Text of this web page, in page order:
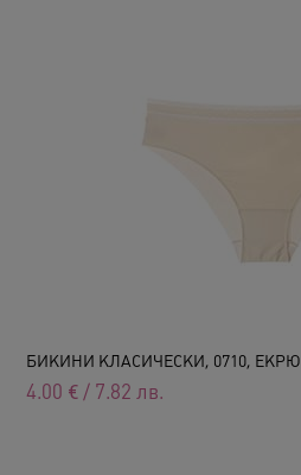
БИКИНИ КЛАСИЧЕСКИ, 0710, ЕКРЮ
4.00 € / 7.82 лв.